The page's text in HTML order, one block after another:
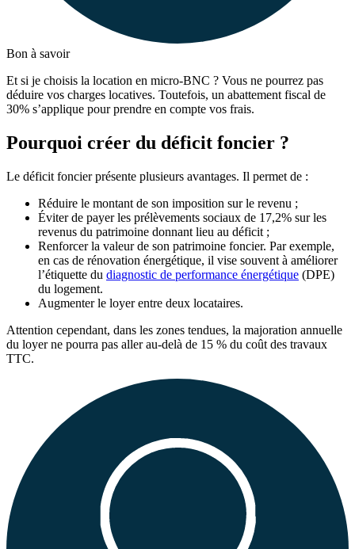
Bon à savoir
Et si je choisis la location en micro-BNC ? Vous ne pourrez pas
déduire vos charges locatives. Toutefois, un abattement fiscal de
30% s’applique pour prendre en compte vos frais.
Pourquoi créer du déficit foncier ?
Le déficit foncier présente plusieurs avantages. Il permet de :
Réduire le montant de son imposition sur le revenu ;
Éviter de payer les prélèvements sociaux de 17,2% sur les
revenus du patrimoine donnant lieu au déficit ;
Renforcer la valeur de son patrimoine foncier. Par exemple,
en cas de rénovation énergétique, il vise souvent à améliorer
l’étiquette du diagnostic de performance énergétique (DPE)
du logement.
Augmenter le loyer entre deux locataires.
Attention cependant, dans les zones tendues, la majoration annuelle
du loyer ne pourra pas aller au-delà de 15 % du coût des travaux
TTC.